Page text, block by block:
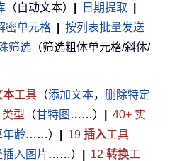
（自动文本） 日期提取
密单元格
按列表批量发送
筛选 （筛选粗体单元格/斜体/
本工具 （添加文本， 删除特定
类型 （甘特图 ……）
40+ 实
年龄……） 19 插入工具
入图片……） 12 转换工